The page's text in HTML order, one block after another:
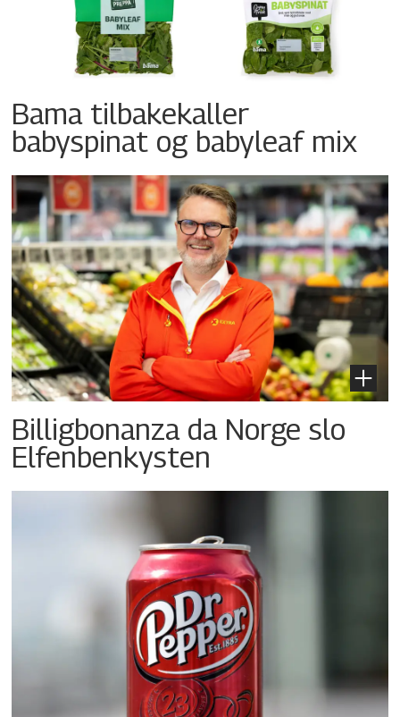
Bama tilbakekaller
babyspinat og babyleaf mix
Billigbonanza da Norge slo
Elfenbenkysten